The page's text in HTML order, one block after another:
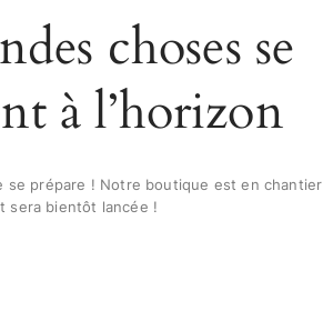
choses se
à l’horizon
se prépare ! Notre boutique est en chantier
sera bientôt lancée !